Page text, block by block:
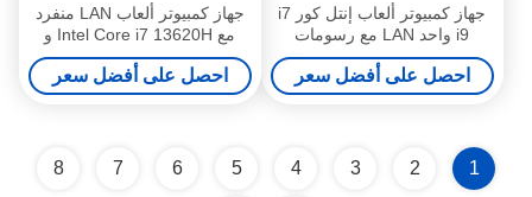
جهاز كمبيوتر ألعاب إنتل كور i7
i9 واحد LAN مع رسومات
مخصصة ومروحة مزدوجة
احصل على أفضل سعر
جهاز كمبيوتر ألعاب LAN منفرد
مع Intel Core i7 13620H و
GTX 1060 رسومات منفصلة
4GB
احصل على أفضل سعر
1
2
3
4
5
6
7
8